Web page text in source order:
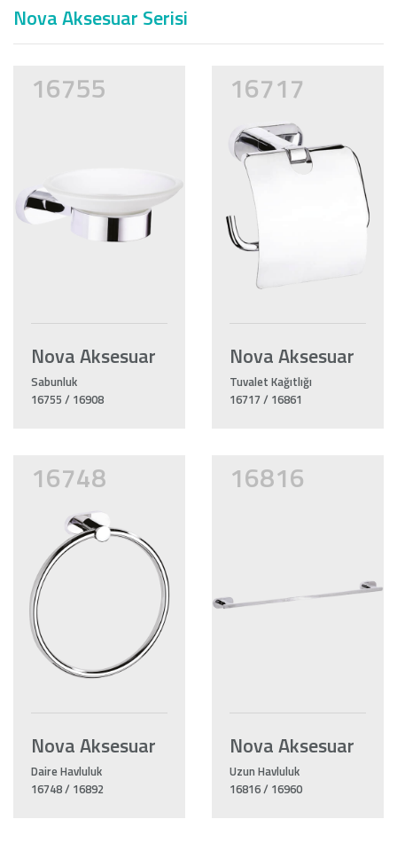
Nova Aksesuar Serisi
16755
Nova Aksesuar
Sabunluk
16755 / 16908
16717
Nova Aksesuar
Tuvalet Kağıtlığı
16717 / 16861
16748
Nova Aksesuar
Daire Havluluk
16748 / 16892
16816
Nova Aksesuar
Uzun Havluluk
16816 / 16960